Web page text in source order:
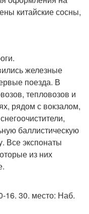
китайские сосны,
железные
поезда. В
тепловозов и
рядом с вокзалом,
баллистическую
Все экспонаты
из них
16. 30. место: Наб.